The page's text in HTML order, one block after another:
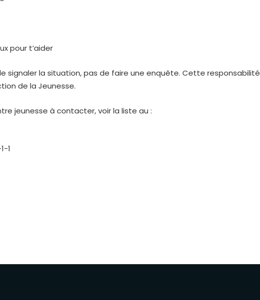
pour t’aider
signaler la situation, pas de faire une enquête. Cette responsabilité
de la Jeunesse.
jeunesse à contacter, voir la liste au :
1